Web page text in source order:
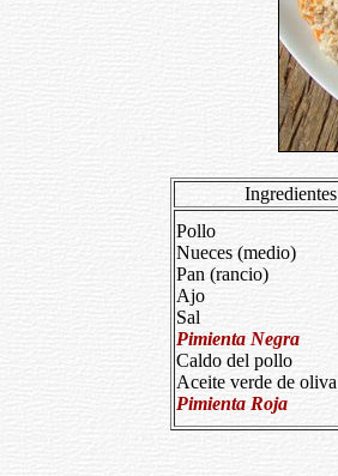
Ingredientes
Pollo
Nueces (medio)
Pan (rancio)
Ajo
Sal
Pimienta Negra
Caldo del pollo
Aceite verde de oliva
Pimienta Roja